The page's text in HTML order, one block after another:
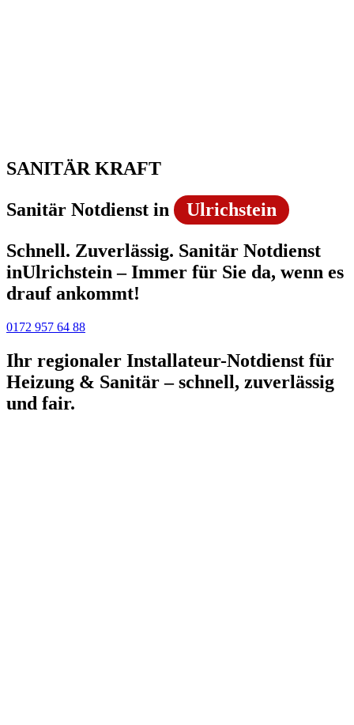
SANITÄR KRAFT
Sanitär Notdienst in
Ulrichstein
Schnell. Zuverlässig. Sanitär Notdienst
inUlrichstein – Immer für Sie da, wenn es
drauf ankommt!
0172 957 64 88
Ihr regionaler Installateur-Notdienst für
Heizung & Sanitär – schnell, zuverlässig
und fair.